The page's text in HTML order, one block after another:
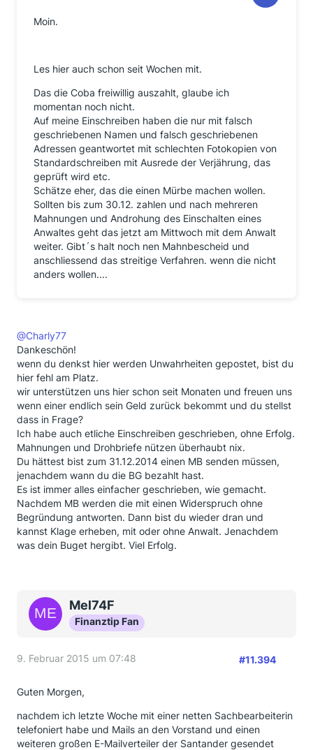
Moin.
Les hier auch schon seit Wochen mit.
Das die Coba freiwillig auszahlt, glaube ich
momentan noch nicht.
Auf meine Einschreiben haben die nur mit falsch
geschriebenen Namen und falsch geschriebenen
Adressen geantwortet mit schlechten Fotokopien von
Standardschreiben mit Ausrede der Verjährung, das
geprüft wird etc.
Schätze eher, das die einen Mürbe machen wollen.
Sollten bis zum 30.12. zahlen und nach mehreren
Mahnungen und Androhung des Einschalten eines
Anwaltes geht das jetzt am Mittwoch mit dem Anwalt
weiter. Gibt´s halt noch nen Mahnbescheid und
anschliessend das streitige Verfahren. wenn die nicht
anders wollen....
@Charly77
Dankeschön!
wenn du denkst hier werden Unwahrheiten gepostet, bist du
hier fehl am Platz.
wir unterstützen uns hier schon seit Monaten und freuen uns
wenn einer endlich sein Geld zurück bekommt und du stellst
dass in Frage?
Ich habe auch etliche Einschreiben geschrieben, ohne Erfolg.
Mahnungen und Drohbriefe nützen überhaubt nix.
Du hättest bist zum 31.12.2014 einen MB senden müssen,
jenachdem wann du die BG bezahlt hast.
Es ist immer alles einfacher geschrieben, wie gemacht.
Nachdem MB werden die mit einen Widerspruch ohne
Begründung antworten. Dann bist du wieder dran und
kannst Klage erheben, mit oder ohne Anwalt. Jenachdem
was dein Buget hergibt. Viel Erfolg.
Mel74F
Finanztip Fan
9. Februar 2015 um 07:48 #11.394
Guten Morgen,
nachdem ich letzte Woche mit einer netten Sachbearbeiterin
telefoniert habe und Mails an den Vorstand und einen
weiteren großen E-Mailverteiler der Santander gesendet